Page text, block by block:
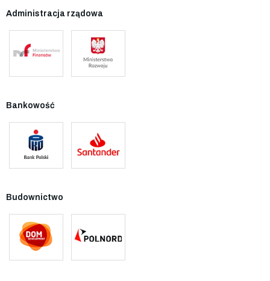
Administracja rządowa
Bankowość
Budownictwo